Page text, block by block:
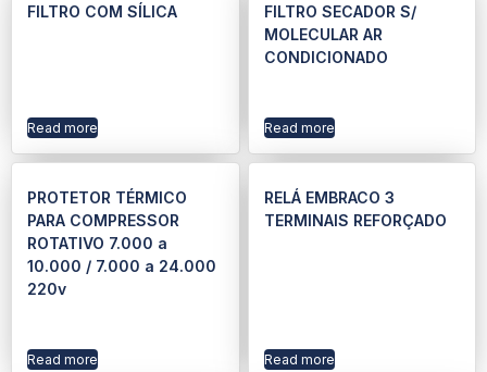
FILTRO COM SÍLICA
Read more
FILTRO SECADOR S/
MOLECULAR AR
CONDICIONADO
Read more
PROTETOR TÉRMICO
PARA COMPRESSOR
ROTATIVO 7.000 a
10.000 / 7.000 a 24.000
220v
Read more
RELÁ EMBRACO 3
TERMINAIS REFORÇADO
Read more